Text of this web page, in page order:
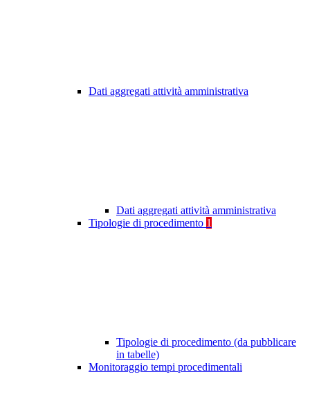
Dati aggregati attività amministrativa
Dati aggregati attività amministrativa
Tipologie di procedimento 1
Tipologie di procedimento (da pubblicare
in tabelle)
Monitoraggio tempi procedimentali